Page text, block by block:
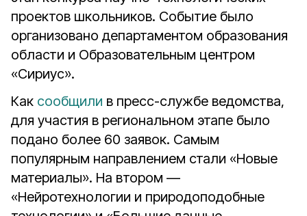
проектов школьников. Событие было
организовано департаментом образования
области и Образовательным центром
«Сириус».
Как сообщили в пресс-службе ведомства,
для участия в региональном этапе было
подано более 60 заявок. Самым
популярным направлением стали «Новые
материалы». На втором —
«Нейротехнологии и природоподобные